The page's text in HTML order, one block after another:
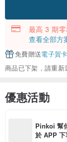
最高 3 期
查看全部方
免費贈送電子賀卡
商品已下架，請重新
優惠活動
Pinkoi 幫
於 APP 下